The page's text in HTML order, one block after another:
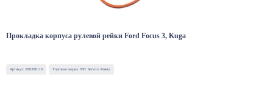
Прокладка корпуса рулевой рейки Ford Focus 3, Kuga
Артикул: PSEPS0118 Торговая марка: PST Service Russia